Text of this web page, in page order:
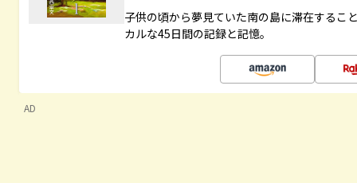
子供の頃から夢見ていた南の島に滞在するこ
カルな45日間の記録と記憶。
AD